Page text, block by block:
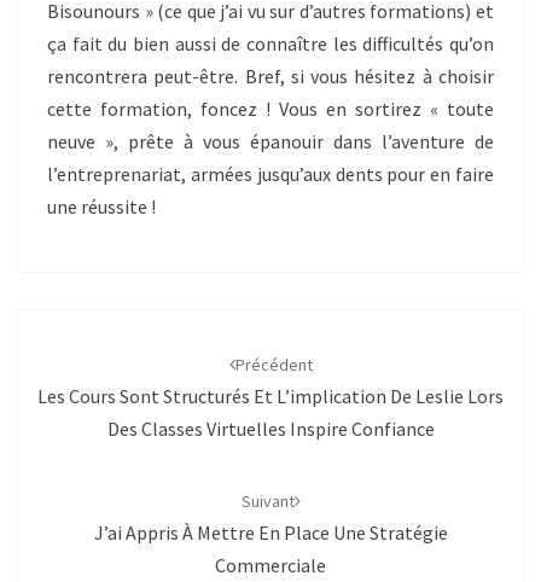
Bisounours » (ce que j’ai vu sur d’autres formations) et
ça fait du bien aussi de connaître les difficultés qu’on
rencontrera peut-être. Bref, si vous hésitez à choisir
cette formation, foncez ! Vous en sortirez « toute
neuve », prête à vous épanouir dans l’aventure de
l’entreprenariat, armées jusqu’aux dents pour en faire
une réussite !
Précédent
Les Cours Sont Structurés Et L’implication De Leslie Lors
Des Classes Virtuelles Inspire Confiance
Suivant
J’ai Appris À Mettre En Place Une Stratégie
Commerciale